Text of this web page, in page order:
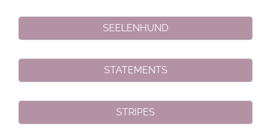
SEELENHUND
STATEMENTS
STRIPES